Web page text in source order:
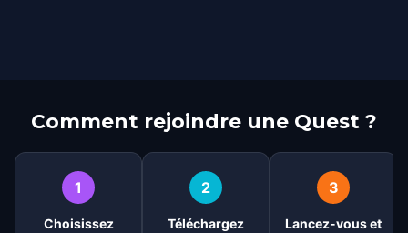
Comment rejoindre une Quest ?
1
Choisissez
2
Téléchargez
3
Lancez-vous et